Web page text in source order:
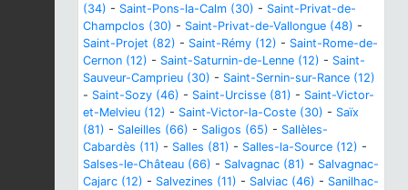
(34) - Saint-Pons-la-Calm (30) - Saint-Privat-de-
Champclos (30) - Saint-Privat-de-Vallongue (48) -
Saint-Projet (82) - Saint-Rémy (12) - Saint-Rome-de-
Cernon (12) - Saint-Saturnin-de-Lenne (12) - Saint-
Sauveur-Camprieu (30) - Saint-Sernin-sur-Rance (12)
- Saint-Sozy (46) - Saint-Urcisse (81) - Saint-Victor-
et-Melvieu (12) - Saint-Victor-la-Coste (30) - Saïx
(81) - Saleilles (66) - Saligos (65) - Sallèles-
Cabardès (11) - Salles (81) - Salles-la-Source (12) -
Salses-le-Château (66) - Salvagnac (81) - Salvagnac-
Cajarc (12) - Salvezines (11) - Salviac (46) - Sanilhac-